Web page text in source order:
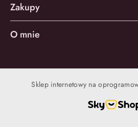
Zakupy
O mnie
Sklep internetowy na